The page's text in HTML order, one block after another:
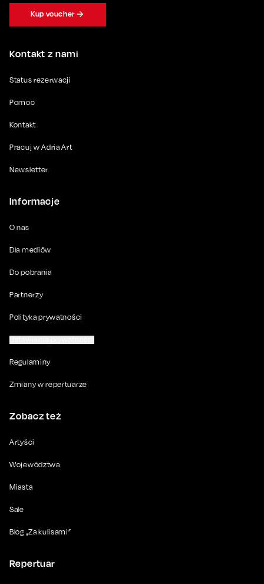
Kontakt z nami
Status rezerwacji
Pomoc
Kontakt
Pracuj w Adria Art
Newsletter
Informacje
O nas
Dla mediów
Do pobrania
Partnerzy
Polityka prywatności
Regulaminy
Zmiany w repertuarze
Zobacz też
Artyści
Województwa
Miasta
Sale
Blog „Za kulisami”
Repertuar
Kup voucher